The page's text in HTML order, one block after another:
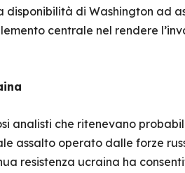
di Washington ad
centrale nel rendere
analisti che ritenevano
assalto operato dalle forze
resistenza ucraina ha